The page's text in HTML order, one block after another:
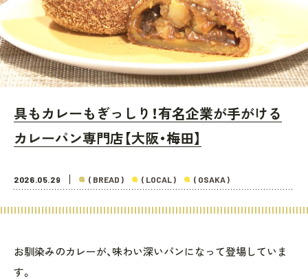
具もカレーもぎっしり！有名企業が手がける
カレーパン専門店【大阪・梅田】
2026.05.29 ( BREAD ) ( LOCAL ) ( OSAKA )
お馴染みのカレーが、味わい深いパンになって登場していま
す。